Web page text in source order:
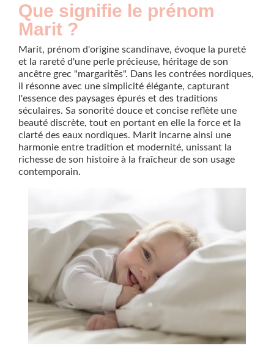
Que signifie le prénom
Marit ?
Marit, prénom d'origine scandinave, évoque la pureté
et la rareté d'une perle précieuse, héritage de son
ancêtre grec "margaritēs". Dans les contrées nordiques,
il résonne avec une simplicité élégante, capturant
l'essence des paysages épurés et des traditions
séculaires. Sa sonorité douce et concise reflète une
beauté discrète, tout en portant en elle la force et la
clarté des eaux nordiques. Marit incarne ainsi une
harmonie entre tradition et modernité, unissant la
richesse de son histoire à la fraîcheur de son usage
contemporain.